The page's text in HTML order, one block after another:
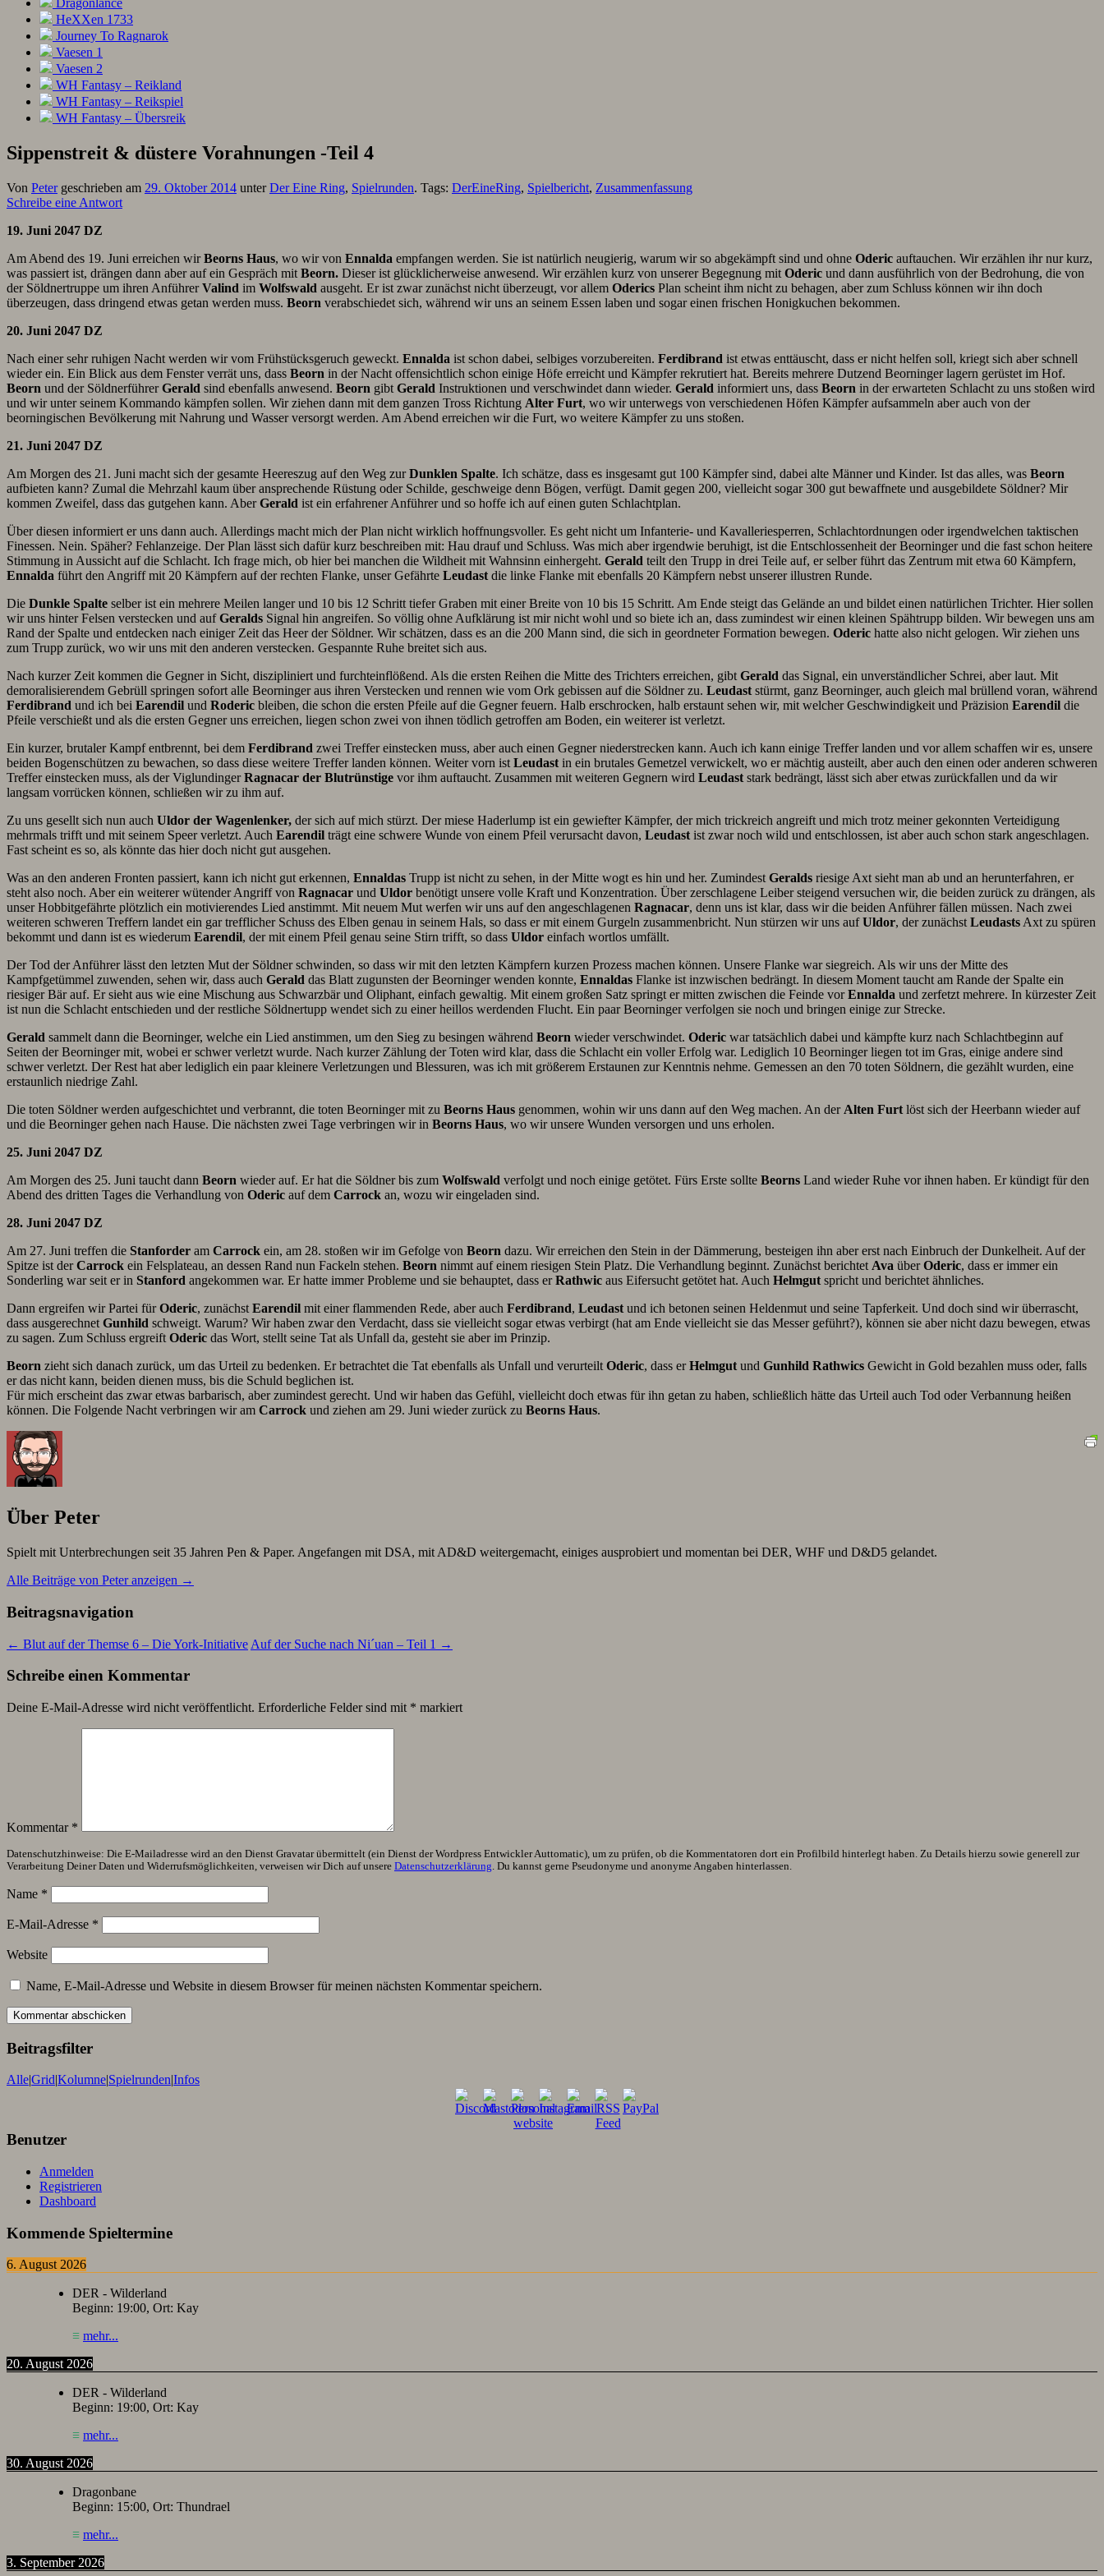
Dragonlance
HeXXen 1733
Journey To Ragnarok
Vaesen 1
Vaesen 2
WH Fantasy – Reikland
WH Fantasy – Reikspiel
WH Fantasy – Übersreik
Sippenstreit & düstere Vorahnungen -Teil 4
Von Petergeschrieben am 29. Oktober 2014 unterDer Eine Ring, Spielrunden. Tags: DerEineRing, Spielbericht, Zusammenfassung
Schreibe eine Antwort
19. Juni 2047 DZ
Am Abend des 19. Juni erreichen wirBeorns Haus, wo wir von Ennalda empfangen werden. Sie ist natürlich neugierig, warum wir so abgekämpft sind und ohne Oderic auftauchen. Wir erzählen ihr nur kurz,
was passiert ist, drängen dann aber auf ein Gespräch mit Beorn. Dieser ist glücklicherweise anwesend. Wir erzählen kurz von unserer Begegnung mit Oderic und dann ausführlich von der Bedrohung, die von
der Söldnertruppe um ihren AnführerValind im Wolfswald ausgeht. Er ist zwar zunächst nicht überzeugt, vor allem Oderics Plan scheint ihm nicht zu behagen, aber zum Schluss können wir ihn doch
überzeugen, dass dringend etwas getan werden muss. Beorn verabschiedet sich, während wir uns an seinem Essen laben und sogar einen frischen Honigkuchen bekommen.
20. Juni 2047 DZ
Nach einer sehr ruhigen Nacht werden wir vom Frühstücksgeruch geweckt. Ennalda ist schon dabei, selbiges vorzubereiten. Ferdibrand ist etwas enttäuscht, dass er nicht helfen soll, kriegt sich aber schnell
wieder ein. Ein Blick aus dem Fenster verrät uns, dass Beorn in der Nacht offensichtlich schon einige Höfe erreicht und Kämpfer rekrutiert hat. Bereits mehrere Dutzend Beorninger lagern gerüstet im Hof.
Beorn und der SöldnerführerGerald sind ebenfalls anwesend. Beorn gibt Gerald Instruktionen und verschwindet dann wieder. Gerald informiert uns, dass Beorn in der erwarteten Schlacht zu uns stoßen wird
und wir unter seinem Kommando kämpfen sollen. Wir ziehen dann mit dem ganzen Tross Richtung Alter Furt, wo wir unterwegs von verschiedenen Höfen Kämpfer aufsammeln aber auch von der
beorningischen Bevölkerung mit Nahrung und Wasser versorgt werden. Am Abend erreichen wir die Furt, wo weitere Kämpfer zu uns stoßen.
21. Juni 2047 DZ
Am Morgen des 21. Juni macht sich der gesamte Heereszug auf den Weg zurDunklen Spalte. Ich schätze, dass es insgesamt gut 100 Kämpfer sind, dabei alte Männer und Kinder. Ist das alles, was Beorn
aufbieten kann? Zumal die Mehrzahl kaum über ansprechende Rüstung oder Schilde, geschweige denn Bögen, verfügt. Damit gegen 200, vielleicht sogar 300 gut bewaffnete und ausgebildete Söldner? Mir
kommen Zweifel, dass das gutgehen kann. AberGerald ist ein erfahrener Anführer und so hoffe ich auf einen guten Schlachtplan.
Über diesen informiert er uns dann auch. Allerdings macht mich der Plan nicht wirklich hoffnungsvoller. Es geht nicht um Infanterie- und Kavalleriesperren, Schlachtordnungen oder irgendwelchen taktischen
Finessen. Nein. Späher? Fehlanzeige. Der Plan lässt sich dafür kurz beschreiben mit: Hau drauf und Schluss. Was mich aber irgendwie beruhigt, ist die Entschlossenheit der Beorninger und die fast schon heitere
Stimmung in Aussicht auf die Schlacht. Ich frage mich, ob hier bei manchen die Wildheit mit Wahnsinn einhergeht. Gerald teilt den Trupp in drei Teile auf, er selber führt das Zentrum mit etwa 60 Kämpfern,
Ennalda führt den Angriff mit 20 Kämpfern auf der rechten Flanke, unser Gefährte Leudast die linke Flanke mit ebenfalls 20 Kämpfern nebst unserer illustren Runde.
Die Dunkle Spalte selber ist ein mehrere Meilen langer und 10 bis 12 Schritt tiefer Graben mit einer Breite von 10 bis 15 Schritt. Am Ende steigt das Gelände an und bildet einen natürlichen Trichter. Hier sollen
wir uns hinter Felsen verstecken und aufGeralds Signal hin angreifen. So völlig ohne Aufklärung ist mir nicht wohl und so biete ich an, dass zumindest wir einen kleinen Spähtrupp bilden. Wir bewegen uns am
Rand der Spalte und entdecken nach einiger Zeit das Heer der Söldner. Wir schätzen, dass es an die 200 Mann sind, die sich in geordneter Formation bewegen. Oderic hatte also nicht gelogen. Wir ziehen uns
zum Trupp zurück, wo wir uns mit den anderen verstecken. Gespannte Ruhe breitet sich aus.
Nach kurzer Zeit kommen die Gegner in Sicht, diszipliniert und furchteinflößend. Als die ersten Reihen die Mitte des Trichters erreichen, gibt Gerald das Signal, ein unverständlicher Schrei, aber laut. Mit
demoralisierendem Gebrüll springen sofort alle Beorninger aus ihren Verstecken und rennen wie vom Ork gebissen auf die Söldner zu. Leudast stürmt, ganz Beorninger, auch gleich mal brüllend voran, während
Ferdibrand und ich bei Earendil und Roderic bleiben, die schon die ersten Pfeile auf die Gegner feuern. Halb erschrocken, halb erstaunt sehen wir, mit welcher Geschwindigkeit und Präzision Earendil die
Pfeile verschießt und als die ersten Gegner uns erreichen, liegen schon zwei von ihnen tödlich getroffen am Boden, ein weiterer ist verletzt.
Ein kurzer, brutaler Kampf entbrennt, bei dem Ferdibrand zwei Treffer einstecken muss, aber auch einen Gegner niederstrecken kann. Auch ich kann einige Treffer landen und vor allem schaffen wir es, unsere
beiden Bogenschützen zu bewachen, so dass diese weitere Treffer landen können. Weiter vorn ist Leudast in ein brutales Gemetzel verwickelt, wo er mächtig austeilt, aber auch den einen oder anderen schweren
Treffer einstecken muss, als der ViglundingerRagnacar der Blutrünstige vor ihm auftaucht. Zusammen mit weiteren Gegnern wird Leudast stark bedrängt, lässt sich aber etwas zurückfallen und da wir
langsam vorrücken können, schließen wir zu ihm auf.
Zu uns gesellt sich nun auch Uldor der Wagenlenker, der sich auf mich stürzt. Der miese Haderlump ist ein gewiefter Kämpfer, der mich trickreich angreift und mich trotz meiner gekonnten Verteidigung
mehrmals trifft und mit seinem Speer verletzt. Auch Earendil trägt eine schwere Wunde von einem Pfeil verursacht davon, Leudast ist zwar noch wild und entschlossen, ist aber auch schon stark angeschlagen.
Fast scheint es so, als könnte das hier doch nicht gut ausgehen.
Was an den anderen Fronten passiert, kann ich nicht gut erkennen, Ennaldas Trupp ist nicht zu sehen, in der Mitte wogt es hin und her. Zumindest Geralds riesige Axt sieht man ab und an herunterfahren, er
steht also noch. Aber ein weiterer wütender Angriff von Ragnacar und Uldor benötigt unsere volle Kraft und Konzentration. Über zerschlagene Leiber steigend versuchen wir, die beiden zurück zu drängen, als
unser Hobbitgefährte plötzlich ein motivierendes Lied anstimmt. Mit neuem Mut werfen wir uns auf den angeschlagenen Ragnacar, denn uns ist klar, dass wir die beiden Anführer fällen müssen. Nach zwei
weiteren schweren Treffern landet ein gar trefflicher Schuss des Elben genau in seinem Hals, so dass er mit einem Gurgeln zusammenbricht. Nun stürzen wir uns aufUldor, der zunächst Leudasts Axt zu spüren
bekommt und dann ist es wiederum Earendil, der mit einem Pfeil genau seine Stirn trifft, so dass Uldor einfach wortlos umfällt.
Der Tod der Anführer lässt den letzten Mut der Söldner schwinden, so dass wir mit den letzten Kämpfern kurzen Prozess machen können. Unsere Flanke war siegreich. Als wir uns der Mitte des
Kampfgetümmel zuwenden, sehen wir, dass auch Gerald das Blatt zugunsten der Beorninger wenden konnte, Ennaldas Flanke ist inzwischen bedrängt. In diesem Moment taucht am Rande der Spalte ein
riesiger Bär auf. Er sieht aus wie eine Mischung aus Schwarzbär und Oliphant, einfach gewaltig. Mit einem großen Satz springt er mitten zwischen die Feinde vorEnnalda und zerfetzt mehrere. In kürzester Zeit
ist nun die Schlacht entschieden und der restliche Söldnertupp wendet sich zu einer heillos werdenden Flucht. Ein paar Beorninger verfolgen sie noch und bringen einige zur Strecke.
Gerald sammelt dann die Beorninger, welche ein Lied anstimmen, um den Sieg zu besingen während Beorn wieder verschwindet. Oderic war tatsächlich dabei und kämpfte kurz nach Schlachtbeginn auf
Seiten der Beorninger mit, wobei er schwer verletzt wurde. Nach kurzer Zählung der Toten wird klar, dass die Schlacht ein voller Erfolg war. Lediglich 10 Beorninger liegen tot im Gras, einige andere sind
schwer verletzt. Der Rest hat aber lediglich ein paar kleinere Verletzungen und Blessuren, was ich mit größerem Erstaunen zur Kenntnis nehme. Gemessen an den 70 toten Söldnern, die gezählt wurden, eine
erstaunlich niedrige Zahl.
Die toten Söldner werden aufgeschichtet und verbrannt, die toten Beorninger mit zu Beorns Haus genommen, wohin wir uns dann auf den Weg machen. An der Alten Furt löst sich der Heerbann wieder auf
und die Beorninger gehen nach Hause. Die nächsten zwei Tage verbringen wir in Beorns Haus, wo wir unsere Wunden versorgen und uns erholen.
25. Juni 2047 DZ
Am Morgen des 25. Juni taucht dann Beorn wieder auf. Er hat die Söldner bis zum Wolfswald verfolgt und noch einige getötet. Fürs Erste sollte Beorns Land wieder Ruhe vor ihnen haben. Er kündigt für den
Abend des dritten Tages die Verhandlung von Oderic auf dem Carrock an, wozu wir eingeladen sind.
28. Juni 2047 DZ
Am 27. Juni treffen die Stanforder am Carrock ein, am 28. stoßen wir im Gefolge von Beorn dazu. Wir erreichen den Stein in der Dämmerung, besteigen ihn aber erst nach Einbruch der Dunkelheit. Auf der
Spitze ist derCarrock ein Felsplateau, an dessen Rand nun Fackeln stehen. Beorn nimmt auf einem riesigen Stein Platz. Die Verhandlung beginnt. Zunächst berichtet Ava überOderic, dass er immer ein
Sonderling war seit er in Stanford angekommen war. Er hatte immer Probleme und sie behauptet, dass erRathwic aus Eifersucht getötet hat. Auch Helmgut spricht und berichtet ähnliches.
Dann ergreifen wir Partei fürOderic, zunächst Earendil mit einer flammenden Rede, aber auch Ferdibrand, Leudast und ich betonen seinen Heldenmut und seine Tapferkeit. Und doch sind wir überrascht,
dass ausgerechnet Gunhild schweigt. Warum? Wir haben zwar den Verdacht, dass sie vielleicht sogar etwas verbirgt (hat am Ende vielleicht sie das Messer geführt?), können sie aber nicht dazu bewegen, etwas
zu sagen. Zum Schluss ergreift Oderic das Wort, stellt seine Tat als Unfall da, gesteht sie aber im Prinzip.
Beorn zieht sich danach zurück, um das Urteil zu bedenken. Er betrachtet die Tat ebenfalls als Unfall und verurteilt Oderic, dass erHelmgut und Gunhild Rathwics Gewicht in Gold bezahlen muss oder, falls
er das nicht kann, beiden dienen muss, bis die Schuld beglichen ist.
Für mich erscheint das zwar etwas barbarisch, aber zumindest gerecht. Und wir haben das Gefühl, vielleicht doch etwas für ihn getan zu haben, schließlich hätte das Urteil auch Tod oder Verbannung heißen
können. Die Folgende Nacht verbringen wir am Carrock und ziehen am 29. Juni wieder zurück zu Beorns Haus.
Über Peter
Spielt mit Unterbrechungen seit 35 Jahren Pen & Paper. Angefangen mit DSA, mit AD&D weitergemacht, einiges ausprobiert und momentan bei DER, WHF und D&D5 gelandet.
Alle Beiträge von Peter anzeigen →
Beitragsnavigation
← Blut auf der Themse 6 – Die York-Initiative Auf der Suche nach Ni´uan – Teil 1 →
Schreibe einen Kommentar
Deine E-Mail-Adresse wird nicht veröffentlicht. Erforderliche Felder sind mit * markiert
Kommentar *
Datenschutzhinweise: Die E-Mailadresse wird an den Dienst Gravatar übermittelt (ein Dienst der Wordpress Entwickler Auttomatic), um zu prüfen, ob die Kommentatoren dort ein Profilbild hinterlegt haben. Zu Details hierzu sowie generell zur
Verarbeitung Deiner Daten und Widerrufsmöglichkeiten, verweisen wir Dich auf unsere Datenschutzerklärung. Du kannst gerne Pseudonyme und anonyme Angaben hinterlassen.
Name *
E-Mail-Adresse *
Website
Name, E-Mail-Adresse und Website in diesem Browser für meinen nächsten Kommentar speichern.
Beitragsfilter
Alle|Grid|Kolumne|Spielrunden|Infos
Benutzer
Anmelden
Registrieren
Dashboard
Kommende Spieltermine
6. August 2026
DER - Wilderland
Beginn: 19:00, Ort: Kay
≡ mehr...
20. August 2026
DER - Wilderland
Beginn: 19:00, Ort: Kay
≡ mehr...
30. August 2026
Dragonbane
Beginn: 15:00, Ort: Thundrael
≡ mehr...
3. September 2026